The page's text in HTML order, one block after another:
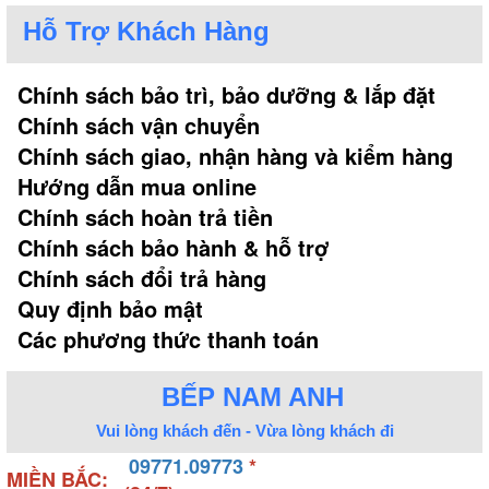
không bị hoen gỉ trong điều kiện môi trường ẩm ướt,
đảm bảo độ bền cao trong thời gian dài.
Thêm vào đó, mẫu bồn tắm massage của hãng còn
đi kèm hệ thống phụ kiện như sen, vòi cấp nước,
nút điều chỉnh, các mắt sục massage hiện đại.
Chúng đều được cấu tạo từ inox siêu bền, đồng thời
mạ crom sáng bóng, đem lại tính thẩm mỹ cao và
tuổi thọ lâu dài.
Để sử dụng bồn tắm massage Selta, chúng ta cần
phải kết nối với nguồn điện. Nhiều khách hàng băn
khoăn liệu dùng bồn tắm massage có sợ bị điện giật
hay không? Câu trả lời chắc chắn là không. Bởi điện
cấp vào máy bơm dưới bồn chỉ có tác dụng tạo
dòng đẩy nước tuần hoàn nên không hề gây nguy
hiểm, đảm bảo an toàn tuyệt đối cho người dùng.
Hỗ Trợ Khách Hàng
Chính sách bảo trì, bảo dưỡng & lắp đặt
Chính sách vận chuyển
Chính sách giao, nhận hàng và kiểm hàng
Hướng dẫn mua online
Chính sách hoàn trả tiền
Chính sách bảo hành & hỗ trợ
Chính sách đổi trả hàng
Quy định bảo mật
Các phương thức thanh toán
BẾP NAM ANH
Vui lòng khách đến - Vừa lòng khách đi
MIỀN BẮC: 09771.09773*